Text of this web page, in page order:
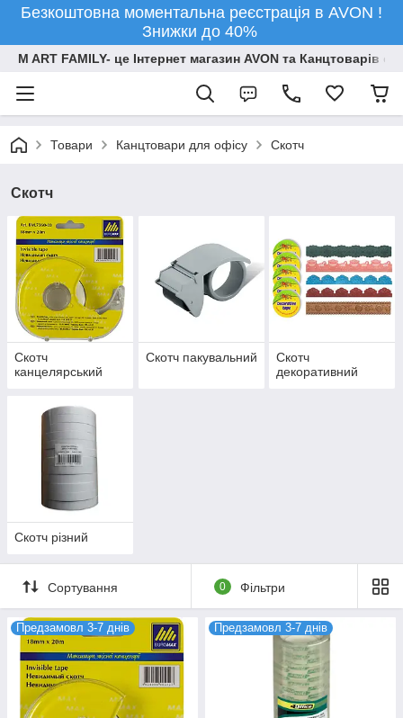
Безкоштовна моментальна реєстрація в AVON !
Знижки до 40%
M ART FAMILY- це Інтернет магазин AVON та Канцтоварів
Товари Канцтовари для офiсу Скотч
Скотч
Скотч
канцелярський
Скотч пакувальний
Скотч
декоративний
Скотч різний
Сортування 0 Фільтри
Предзамовл 3-7 днів Предзамовл 3-7 днів